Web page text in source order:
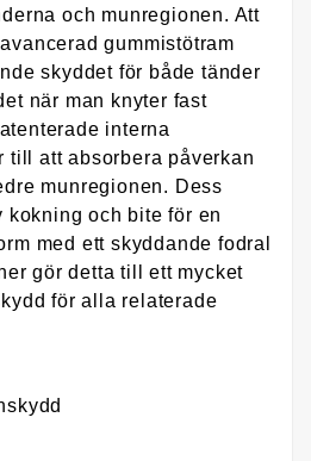
och munregionen. Att
gummistötram
skyddet för både tänder
när man knyter fast
interna
till att absorbera påverkan
munregionen. Dess
och bite för en
med ett skyddande fodral
gör detta till ett mycket
för alla relaterade